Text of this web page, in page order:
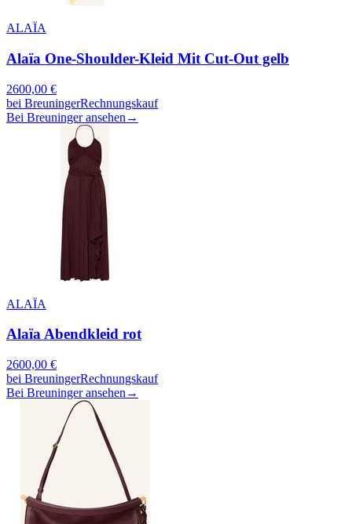
ALAÏA
Alaïa One-Shoulder-Kleid Mit Cut-Out gelb
2600,00 €
bei BreuningerRechnungskauf
Bei Breuninger ansehen →
ALAÏA
Alaïa Abendkleid rot
2600,00 €
bei BreuningerRechnungskauf
Bei Breuninger ansehen →